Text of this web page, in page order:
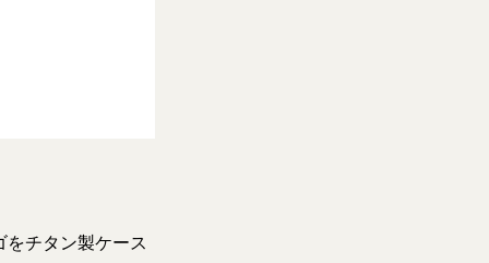
チタン製ケース